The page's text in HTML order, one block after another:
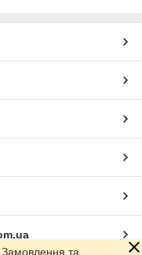
Замовлення та